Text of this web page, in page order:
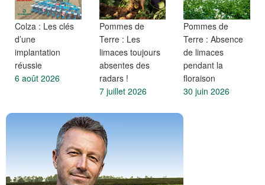
Colza : Les clés
d’une
implantation
réussie
6 août 2026
Pommes de
Terre : Les
limaces toujours
absentes des
radars !
7 juillet 2026
Pommes de
Terre : Absence
de limaces
pendant la
floraison
30 juin 2026